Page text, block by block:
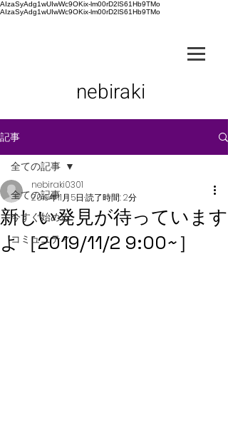
AIzaSyAdg1wUIwWc9OKix-lm00rD2lS61Hb9TMo
AIzaSyAdg1wUIwWc9OKix-lm00rD2lS61Hb9TMo
nebiraki
記事
全ての記事
今すぐ始める
コミュニティ
全ての記事
新しい発見が待っています
よ［2019/11/2 9:00~］
nebiraki0301
2019年11月5日 読了時間: 2分